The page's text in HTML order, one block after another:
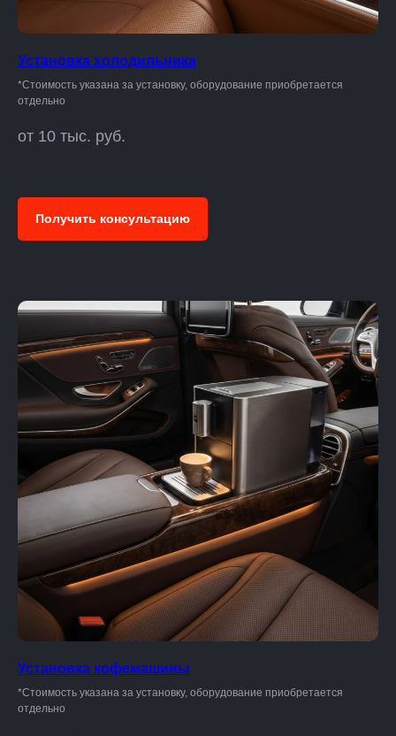
Установка холодильника
*Стоимость указана за установку, оборудование приобретается
отдельно
от 10 тыс. руб.
Получить консультацию
Установка кофемашины
*Стоимость указана за установку, оборудование приобретается
отдельно